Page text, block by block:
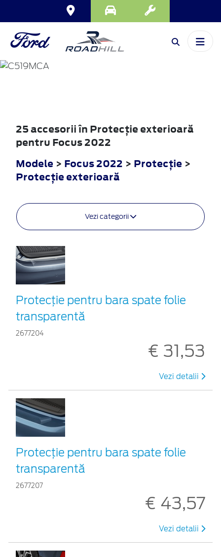
FOCUS
25 accesorii în Protecţie exterioară
pentru Focus 2022
Modele > Focus 2022 > Protecţie >
Protecţie exterioară
Vezi categorii
Protecţie pentru bara spate folie
transparentă
2677204
€ 31,53
Vezi detalii
Protecţie pentru bara spate folie
transparentă
2677207
€ 43,57
Vezi detalii